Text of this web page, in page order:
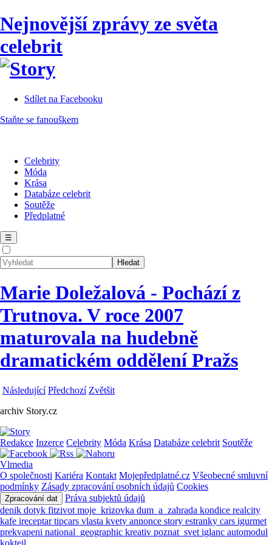
Nejnovější zprávy ze světa
celebrit
Sdílet na Facebooku
Staňte se fanouškem
Celebrity
Móda
Krása
Databáze celebrit
Soutěže
Předplatné
☰
Marie Doležalová - Pochází z
Trutnova. V roce 2007
maturovala na hudebně
dramatickém oddělení Pražs
Následující Předchozí Zvětšit
archiv Story.cz
Redakce Inzerce Celebrity Móda Krása Databáze celebrit Soutěže
Vlmedia
O společnosti Kariéra Kontakt Mojepředplatné.cz Všeobecné smluvní
podmínky Zásady zpracování osobních údajů Cookies
Zpracování dat
Práva subjektů údajů
denik dotyk fitzivot moje_krizovka dum_a_zahrada kondice realcity
kafe ireceptartipcars vlasta kvety annonce story estranky cars igurmet
prekvapeni national_geographic kreativ poznat_svet iglanc automodul
koktejl